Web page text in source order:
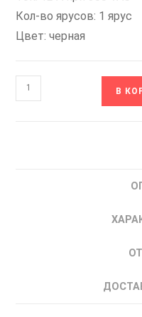
Кол-во ярусов: 1 ярус
Цвет: черная
Количество
товара
В